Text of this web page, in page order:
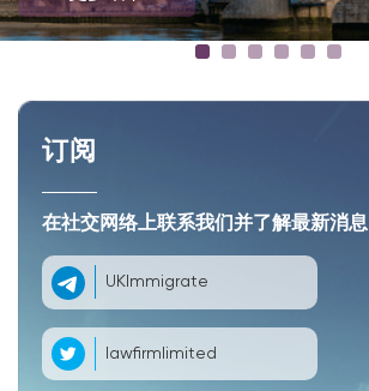
订阅
在社交网络上联系我们并了解最新消息
UKImmigrate
lawfirmlimited